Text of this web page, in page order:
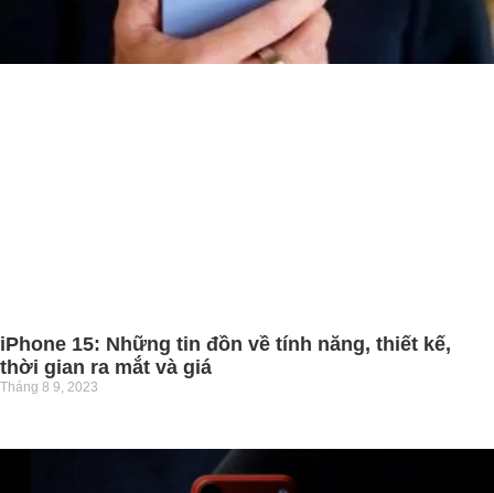
iPhone 15: Những tin đồn về tính năng, thiết kế,
thời gian ra mắt và giá
Tháng 8 9, 2023